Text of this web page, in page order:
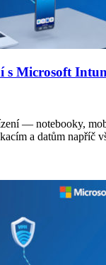
Microsoft
— notebooky,
a datům napříč